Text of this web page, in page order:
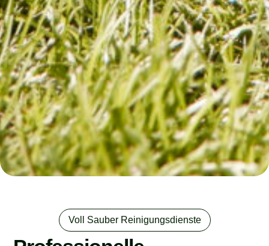
Voll Sauber Reinigungsdienste